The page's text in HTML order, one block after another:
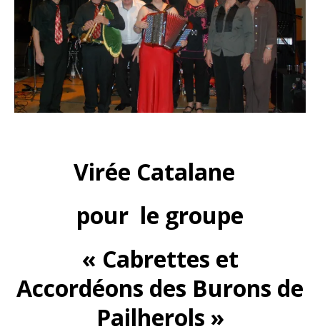
Virée Catalane
pour le groupe
« Cabrettes et
Accordéons des Burons de
Pailherols »